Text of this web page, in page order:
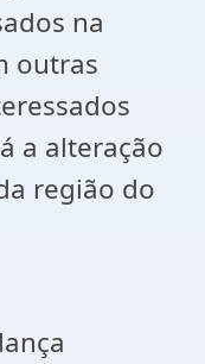
na
outras
a alteração
região do